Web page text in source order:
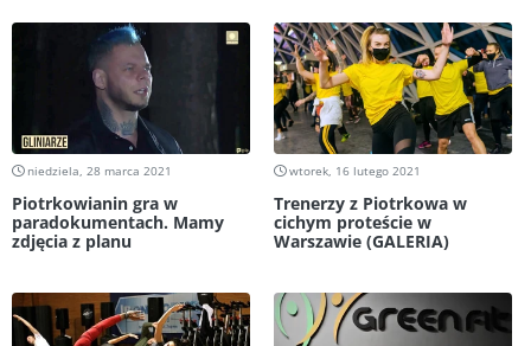
niedziela, 28 marca 2021
Piotrkowianin gra w
paradokumentach. Mamy
zdjęcia z planu
wtorek, 16 lutego 2021
Trenerzy z Piotrkowa w
cichym proteście w
Warszawie (GALERIA)